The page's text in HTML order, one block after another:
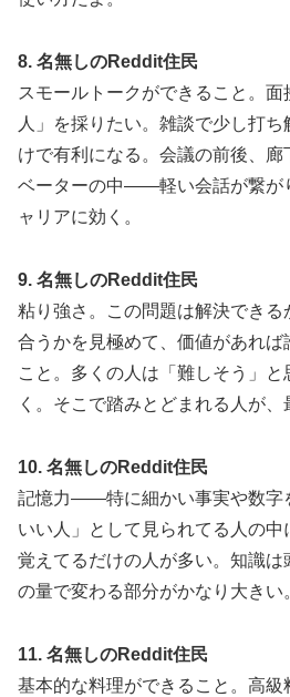
8. 名無しのReddit住民
スモールトークができること。
人」を採りたい。雑談で少し打
けで有利になる。会議の前後、
ベーターの中——軽い会話が繋が
ャリアに効く。
9. 名無しのReddit住民
粘り強さ。この問題は解決できる
合うかを見極めて、価値があれば
こと。多くの人は「難しそう」
く。そこで踏みとどまれる人が、
10. 名無しのReddit住民
記憶力——特に細かい事実や数字
いい人」として見られてる人の中
覚えてるだけの人が多い。知識
の量で変わる部分がかなり大きい
11. 名無しのReddit住民
基本的な料理ができること。高